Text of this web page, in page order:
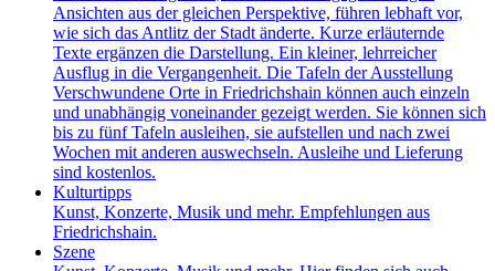
Ansichten aus der gleichen Perspektive, führen lebhaft vor,
wie sich das Antlitz der Stadt änderte. Kurze erläuternde
Texte ergänzen die Darstellung. Ein kleiner, lehrreicher
Ausflug in die Vergangenheit. Die Tafeln der Ausstellung
Verschwundene Orte in Friedrichshain können auch einzeln
und unabhängig voneinander gezeigt werden. Sie können sich
bis zu fünf Tafeln ausleihen, sie aufstellen und nach zwei
Wochen mit anderen auswechseln. Ausleihe und Lieferung
sind kostenlos.
Kulturtipps
Kunst, Konzerte, Musik und mehr. Empfehlungen aus
Friedrichshain.
Szene